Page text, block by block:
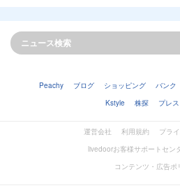
Peachy ブログ ショッピング バンク
Kstyle
株探 プレ
運営会社 利用規約
プラ
livedoorお客様サポートセン
コンテンツ・広告ポ